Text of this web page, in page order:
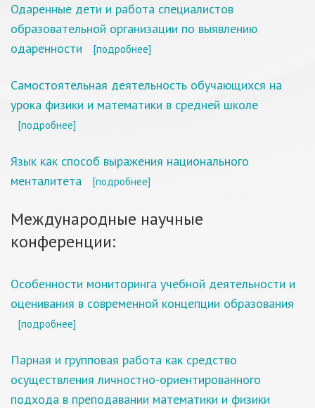
Одаренные дети и работа специалистов
образовательной организации по выявлению
одаренности
[подробнее]
Самостоятельная деятельность обучающихся на
урока физики и математики в средней школе
[подробнее]
Язык как способ выражения национального
менталитета
[подробнее]
Международные научные
конференции:
Особенности мониторинга учебной деятельности и
оценивания в современной концепции образования
[подробнее]
Парная и групповая работа как средство
осуществления личностно-ориентированного
подхода в преподавании математики и физики